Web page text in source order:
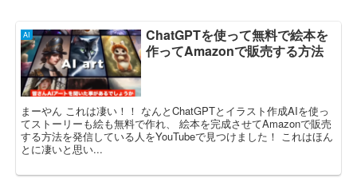
AI
ChatGPTを使って無料で絵本を
作ってAmazonで販売する方法
まーやん これは凄い！！ なんとChatGPTとイラスト作成AIを使っ
てストーリーも絵も無料で作れ、 絵本を完成させてAmazonで販売
する方法を発信している人をYouTubeで見つけました！ これはほん
とに凄いと思い...